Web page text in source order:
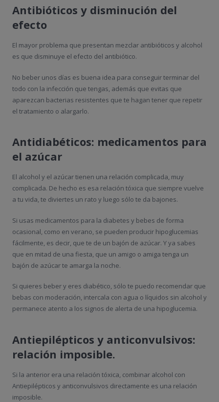
Antibióticos y disminución del
efecto
El mayor problema que presentan mezclar antibióticos y alcohol
es que disminuye el efecto del antibiótico.
No beber unos días es buena idea para conseguir terminar del
todo con la infección que tengas, además que evitas que
aparezcan bacterias resistentes que te hagan tener que repetir
el tratamiento o alargarlo.
Antidiabéticos: medicamentos para
el azúcar
El alcohol y el azúcar tienen una relación complicada, muy
complicada. De hecho es esa relación tóxica que siempre vuelve
a tu vida, te diviertes un rato y luego sólo te da bajones.
Si usas medicamentos para la diabetes y bebes de forma
ocasional, como en verano, se pueden producir hipoglucemias
fácilmente, es decir, que te de un bajón de azúcar. Y ya sabes
que en mitad de una fiesta, que un amigo o amiga tenga un
bajón de azúcar te amarga la noche.
Si quieres beber y eres diabético, sólo te puedo recomendar que
bebas con moderación, intercala con agua o líquidos sin alcohol y
permanece atento a los signos de alerta de una hipoglucemia.
Antiepilépticos y anticonvulsivos:
relación imposible.
Si la anterior era una relación tóxica, combinar alcohol con
Antiepilépticos y anticonvulsivos directamente es una relación
imposible.